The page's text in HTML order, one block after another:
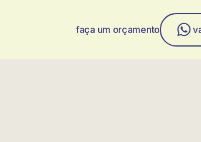
faça um orçamento